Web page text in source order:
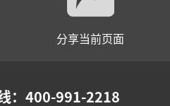
分享当前页面
：400-991-2218